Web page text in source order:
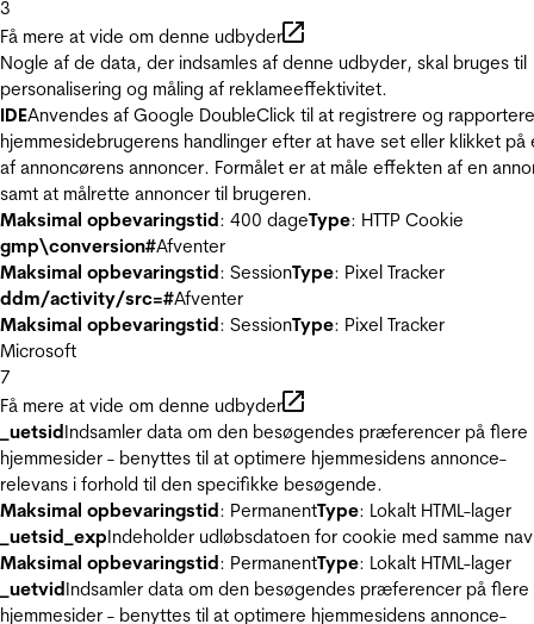
3
Få mere at vide om denne udbyder
Nogle af de data, der indsamles af denne udbyder, skal bruges til
personalisering og måling af reklameeffektivitet.
IDEAnvendes af Google DoubleClick til at registrere og
hjemmesidebrugerens handlinger efter at have set eller klikket på
af annoncørens annoncer. Formålet er at måle effekten af en
samt at målrette annoncer til brugeren.
Maksimal opbevaringstid: 400 dageType: HTTP Cookie
gmp\conversion#Afventer
Maksimal opbevaringstid: SessionType: Pixel Tracker
ddm/activity/src=#Afventer
Maksimal opbevaringstid: SessionType: Pixel Tracker
Microsoft
7
Få mere at vide om denne udbyder
_uetsidIndsamler data om den besøgendes præferencer på flere
hjemmesider - benyttes til at optimere hjemmesidens annonce-
relevans i forhold til den specifikke besøgende.
Maksimal opbevaringstid: PermanentType: Lokalt HTML-lager
_uetsid_expIndeholder udløbsdatoen for cookie med samme
Maksimal opbevaringstid: PermanentType: Lokalt HTML-lager
_uetvidIndsamler data om den besøgendes præferencer på flere
hjemmesider - benyttes til at optimere hjemmesidens annonce-